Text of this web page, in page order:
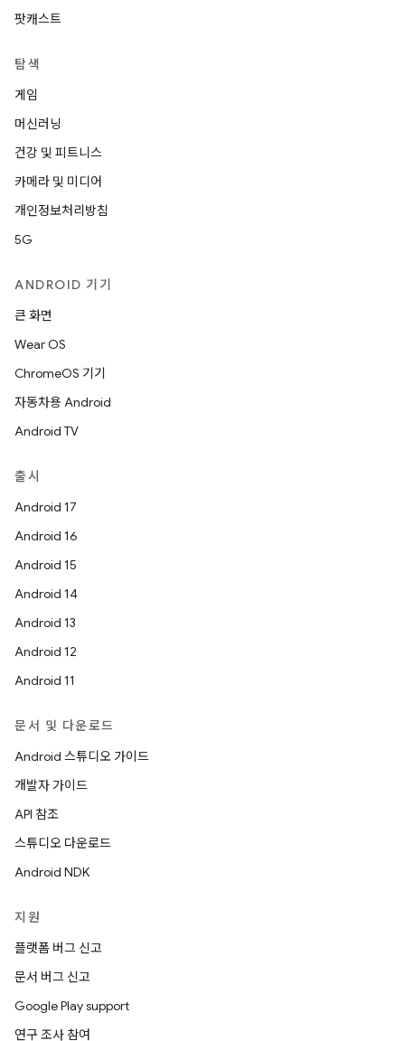
팟캐스트
탐색
게임
머신러닝
건강 및 피트니스
카메라 및 미디어
개인정보처리방침
5G
ANDROID 기기
큰 화면
Wear OS
ChromeOS 기기
자동차용 Android
Android TV
출시
Android 17
Android 16
Android 15
Android 14
Android 13
Android 12
Android 11
문서 및 다운로드
Android 스튜디오 가이드
개발자 가이드
API 참조
스튜디오 다운로드
Android NDK
지원
플랫폼 버그 신고
문서 버그 신고
Google Play support
연구 조사 참여